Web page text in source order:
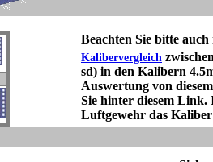
Beachten Sie bitte auch
Kalibervergleich zwischen
sd) in den Kalibern
Auswertung von diesem
Sie hinter diesem Link.
Luftgewehr das